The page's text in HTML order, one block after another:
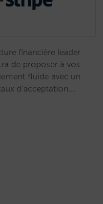
financière leader
de proposer à vos
fluide avec un
d’acceptation.…